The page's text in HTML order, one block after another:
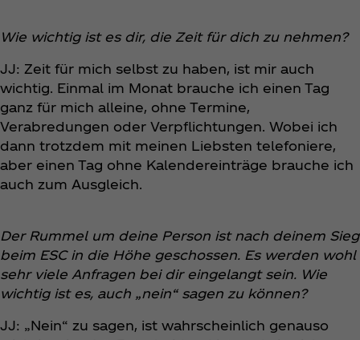
Wie wichtig ist es dir, die Zeit für dich zu nehmen?
JJ: Zeit für mich selbst zu haben, ist mir auch
wichtig. Einmal im Monat brauche ich einen Tag
ganz für mich alleine, ohne Termine,
Verabredungen oder Verpflichtungen. Wobei ich
dann trotzdem mit meinen Liebsten telefoniere,
aber einen Tag ohne Kalendereinträge brauche ich
auch zum Ausgleich.
Der Rummel um deine Person ist nach deinem Sieg
beim ESC in die Höhe geschossen. Es werden wohl
sehr viele Anfragen bei dir eingelangt sein. Wie
wichtig ist es, auch „nein“ sagen zu können?
JJ: „Nein“ zu sagen, ist wahrscheinlich genauso